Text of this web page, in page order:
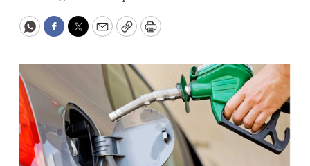
WhatsApp
Facebook
Twitter
EmailCopyPrint